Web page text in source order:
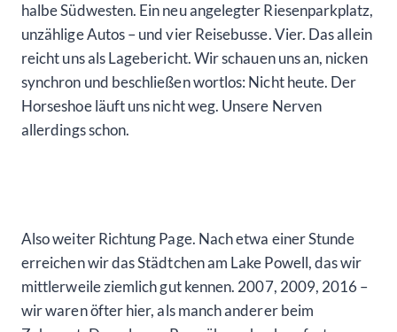
halbe Südwesten. Ein neu angelegter Riesenparkplatz,
unzählige Autos – und vier Reisebusse. Vier. Das allein
reicht uns als Lagebericht. Wir schauen uns an, nicken
synchron und beschließen wortlos: Nicht heute. Der
Horseshoe läuft uns nicht weg. Unsere Nerven
allerdings schon.
Also weiter Richtung Page. Nach etwa einer Stunde
erreichen wir das Städtchen am Lake Powell, das wir
mittlerweile ziemlich gut kennen. 2007, 2009, 2016 –
wir waren öfter hier, als manch anderer beim